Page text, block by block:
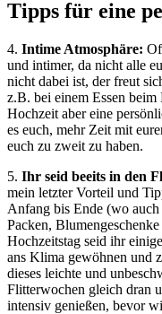
Tipps für eine
4. Intime Atmosphäre:
und intimer, da nicht alle
nicht dabei ist, der freut
z.B. bei einem Essen
Hochzeit aber eine
es euch, mehr Zeit mit
euch zu zweit zu haben.
5. Ihr seid beeits in den
mein letzter Vorteil und
Anfang bis Ende (wo
Packen,
Hochzeitstag seid ihr
ans Klima gewöhnen und
dieses leichte und
Flitterwochen gleich dran
intensiv genießen, bevor